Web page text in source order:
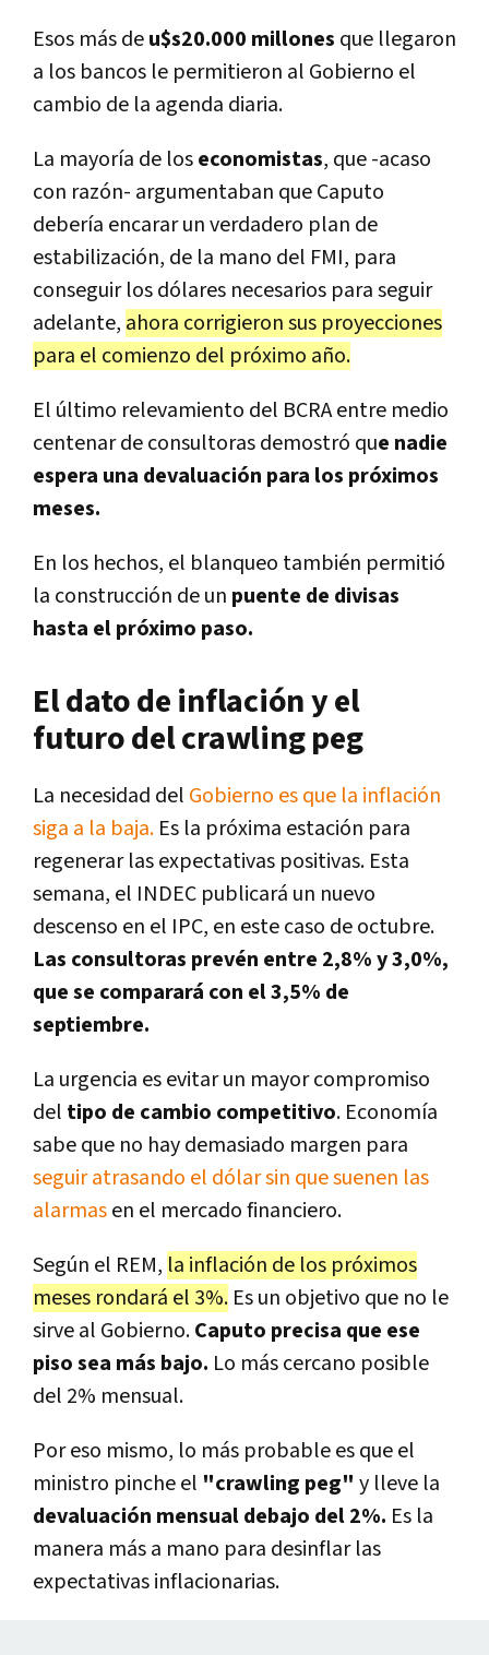
Esos más deu$s20.000 millones que llegaron
a los bancos le permitieron al Gobierno el
cambio de la agenda diaria.
La mayoría de loseconomistas, que -acaso
con razón- argumentaban que Caputo
debería encarar un verdadero plan de
estabilización, de la mano del FMI, para
conseguir los dólares necesarios para seguir
adelante, ahora corrigieron sus proyecciones
para el comienzo del próximo año.
El último relevamiento del BCRA entre medio
centenar de consultoras demostró que nadie
espera una devaluación para los próximos
meses.
En los hechos, el blanqueo también permitió
la construcción de un puente de divisas
hasta el próximo paso.
El dato de inflación y el
futuro del crawling peg
La necesidad del Gobierno es que la inflación
siga a la baja. Es la próxima estación para
regenerar las expectativas positivas. Esta
semana, el INDEC publicará un nuevo
descenso en el IPC, en este caso de octubre.
Las consultoras prevén entre 2,8% y 3,0%,
que se comparará con el 3,5% de
septiembre.
La urgencia es evitar un mayor compromiso
del tipo de cambio competitivo. Economía
sabe que no hay demasiado margen para
seguir atrasando el dólar sin que suenen las
alarmasen el mercado financiero.
Según el REM, la inflación de los próximos
meses rondará el 3%. Es un objetivo que no le
sirve al Gobierno.Caputo precisa que ese
piso sea más bajo. Lo más cercano posible
del 2% mensual.
Por eso mismo, lo más probable es que el
ministro pinche el "crawling peg" y lleve la
devaluación mensual debajo del 2%. Es la
manera más a mano para desinflar las
expectativas inflacionarias.